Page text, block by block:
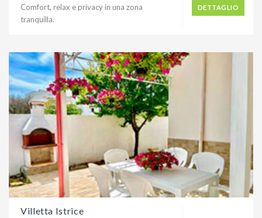
Comfort, relax e privacy in una zona
tranquilla.
DETTAGLIO
Villetta Istrice